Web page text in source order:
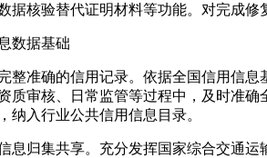
据核验替代证明材料等功能。对完成
数据基础
整准确的信用记录。依据全国信用信
质审核、日常监管等过程中，及时准
纳入行业公共信用信息目录。
息归集共享。充分发挥国家综合交通